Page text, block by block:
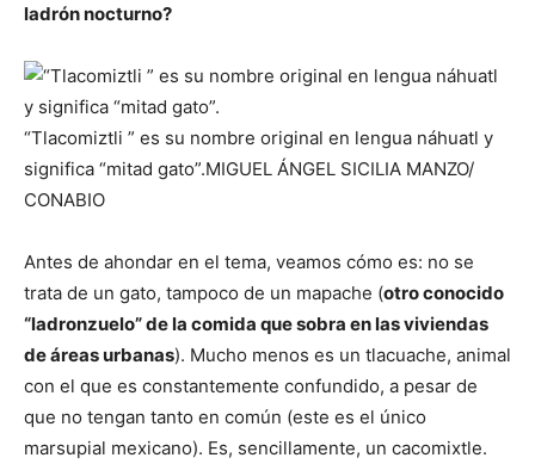
ladrón nocturno?
“Tlacomiztli ” es su nombre original en lengua náhuatl y
significa “mitad gato”.MIGUEL ÁNGEL SICILIA MANZO/
CONABIO
Antes de ahondar en el tema, veamos cómo es: no se
trata de un gato, tampoco de un mapache (otro conocido
“ladronzuelo” de la comida que sobra en las viviendas
de áreas urbanas). Mucho menos es un tlacuache, animal
con el que es constantemente confundido, a pesar de
que no tengan tanto en común (este es el único
marsupial mexicano). Es, sencillamente, un cacomixtle.